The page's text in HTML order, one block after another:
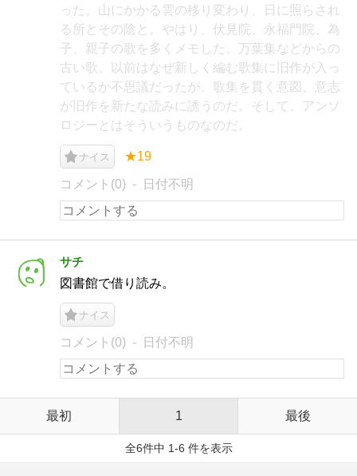
った。山にかかる雲の移り変わり、日に照らされ
る所とその陰と。やはり、伏見院、永福門院、為
子、親子の歌を多くメモした。万葉集などからの
古い歌。以前はなぜ新しく編む歌集に旧作が入っ
ているか不思議だったが、歌集を貫く意図、意志
が旧作を新たな読みに誘うのだ。そして、アンソ
ロジーとはそういうものなのだ。
ナイス ★19
コメント(0) 日付不明
サチ
図書館で借り読み。
ナイス
コメント(0) 日付不明
最初 1 最後
全6件中 1-6 件を表示